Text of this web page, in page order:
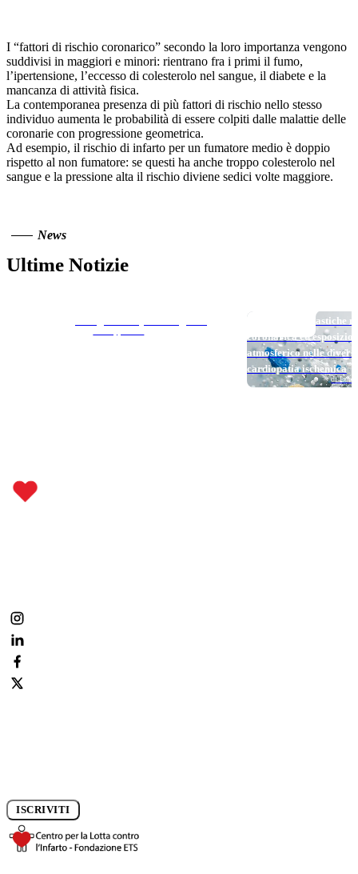
I “fattori di rischio coronarico” secondo la loro importanza vengono
suddivisi in maggiori e minori: rientrano fra i primi il fumo,
l’ipertensione, l’eccesso di colesterolo nel sangue, il diabete e la
mancanza di attività fisica.
La contemporanea presenza di più fattori di rischio nello stesso
individuo aumenta le probabilità di essere colpiti dalle malattie delle
coronarie con progressione geometrica.
Ad esempio, il rischio di infarto per un fumatore medio è doppio
rispetto al non fumatore: se questi ha anche troppo colesterolo nel
sangue e la pressione alta il rischio diviene sedici volte maggiore.
News
Ultime Notizie
Micro e nanoplastiche
coronarica ed
atmosferico nelle
cardiopatia ischemica
di
ISCRIVITI